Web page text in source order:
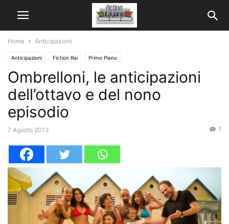
Home Anticipazioni
Anticipazioni Fiction Rai Primo Piano
Ombrelloni, le anticipazioni
dell’ottavo e del nono
episodio
7 Agosto 2013 1